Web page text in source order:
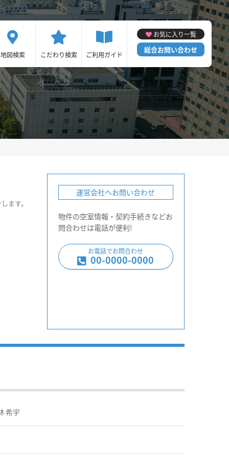
地図検索 こだわり検索 ご利用ガイド
お気に入り一覧
総合お問い合わせ
ます。
運営会社へお問い合わせ
物件の空室情報・契約手続きなどお
問合わせは電話が便利!
お電話でお問合わせ
00-0000-0000
希宇